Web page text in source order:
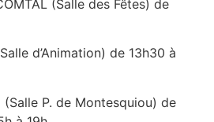
(Salle des Fêtes) de
d’Animation) de 13h30 à
P. de Montesquiou) de